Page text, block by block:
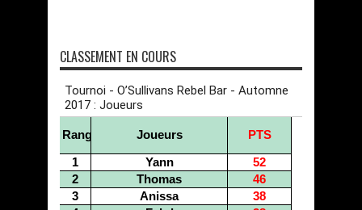
CLASSEMENT EN COURS